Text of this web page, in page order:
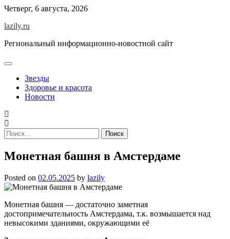
Skip
content
Четверг, 6 августа, 2026
lazily.ru
Региональный информационно-новостной сайт
Звезды
Здоровье и красота
Новости
Найти:
Монетная башня в Амстердаме
Posted on 02.05.2025 by lazily
Монетная башня — достаточно заметная
достопримечательность Амстердама, т.к. возмышается над
невысокими зданиями, окружающими её